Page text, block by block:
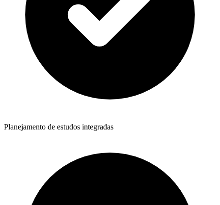
Planejamento de estudos integradas